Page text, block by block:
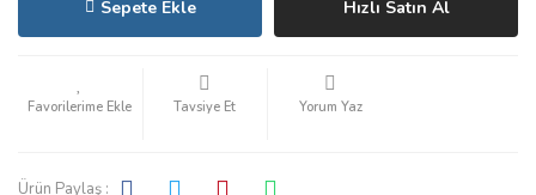
Sepete Ekle Hızlı Satın Al
Tavsiye Et Yorum Yaz
Ürün Paylaş :